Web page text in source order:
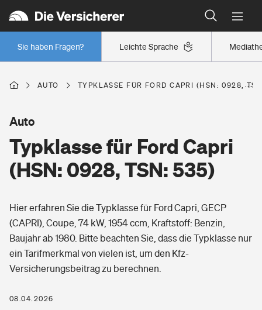
Leichte Sprache
Sie haben Fragen?
Wer versichert was: Jetzt Versicherer finden
Regionalklassen: So ist Ihre Region eingestuft
Wer versichert was: Jetzt Versicherer finden
Berufsunfähigkeitsversicherung
Erwerbsunfähigkeitsversicherung
Grundfähigkeitsversicherung
Arbeitsrechtsschutz
Berufshaftpflichtversicherung
Zur Übersicht
Wohnen
Hausratversicherung
Freizeit
Pri­vate Haft­pflicht­
Gesundheit
Private Krankenversicherung
AUTO TYPKLASSE FÜR FORD CAPRI (HSN: 0928,
Typklasse für Ford Capri
(HSN: 0928, TSN: 535)
Auto
Hier erfahren Sie die Typklasse für Ford Capri, GECP
(CAPRI), Coupe, 74 kW, 1954 ccm, Kraftstoff: Benzin,
Baujahr ab 1980. Bitte beachten Sie, dass die Typklasse nur
ein Tarifmerkmal von vielen ist, um den Kfz-
Versicherungsbeitrag zu berechnen.
08.04.2026